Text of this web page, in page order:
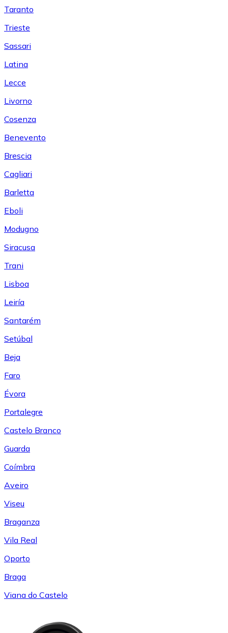
Taranto
Trieste
Sassari
Latina
Lecce
Livorno
Cosenza
Benevento
Brescia
Cagliari
Barletta
Eboli
Modugno
Siracusa
Trani
Lisboa
Leiría
Santarém
Setúbal
Beja
Faro
Évora
Portalegre
Castelo Branco
Guarda
Coímbra
Aveiro
Viseu
Braganza
Vila Real
Oporto
Braga
Viana do Castelo